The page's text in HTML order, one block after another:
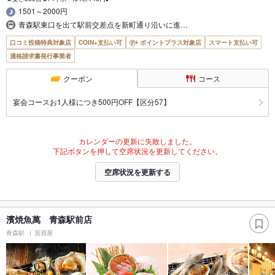
1501～2000円
青森駅東口を出て駅前交差点を新町通り沿いに進…
口コミ投稿特典対象店 COIN+支払い可 ポイントプラス対象店
スマート支払い可
適格請求書発行事業者
クーポン コース
宴会コースお1人様につき500円OFF【区分57】
カレンダーの更新に失敗しました。
下記ボタンを押して空席状況を更新してください。
空席状況を更新する
濱焼魚萬 青森駅前店
青森駅 居酒屋